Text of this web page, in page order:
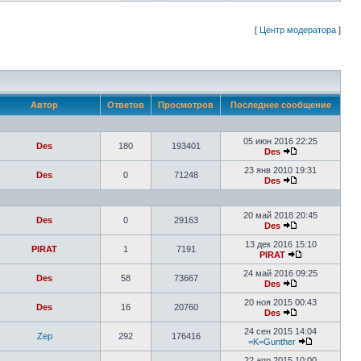
[ Центр модератора ]
Автор Ответов Просмотров Последнее сообщение
Des 180 193401
05 июн 2016 22:25
Des
Des 0 71248
23 янв 2010 19:31
Des
Des 0 29163
20 май 2018 20:45
Des
PIRAT 1 7191
13 дек 2016 15:10
PIRAT
Des 58 73667
24 май 2016 09:25
Des
Des 16 20760
20 ноя 2015 00:43
Des
Zep 292 176416
24 сен 2015 14:04
=K=Gunther